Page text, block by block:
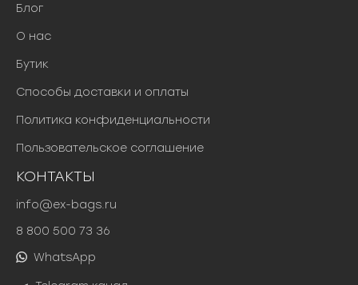
Блог
О нас
Бутик
Способы доставки и оплаты
Политика конфиденциальности
Пользовательское соглашение
КОНТАКТЫ
info@ex-bags.ru
8 800 500 73 36
WhatsApp